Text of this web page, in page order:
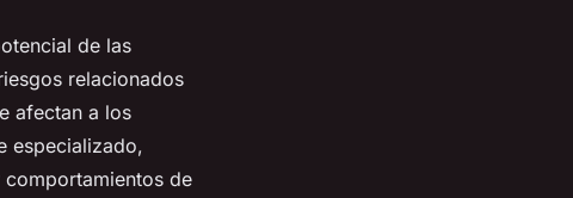
de las
relacionados
afectan a los
especializado,
de